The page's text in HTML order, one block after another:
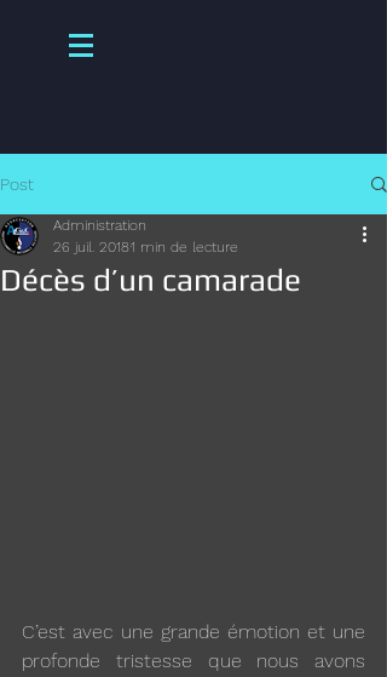
Post
Décès d’un camarade
Administration
26 juil. 20181 min de lecture
C’est avec une grande émotion et une
profonde tristesse que nous avons